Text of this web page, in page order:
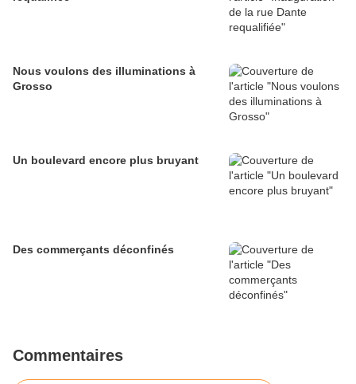
Nous voulons des illuminations à
Grosso
Un boulevard encore plus bruyant
Des commerçants déconfinés
Commentaires